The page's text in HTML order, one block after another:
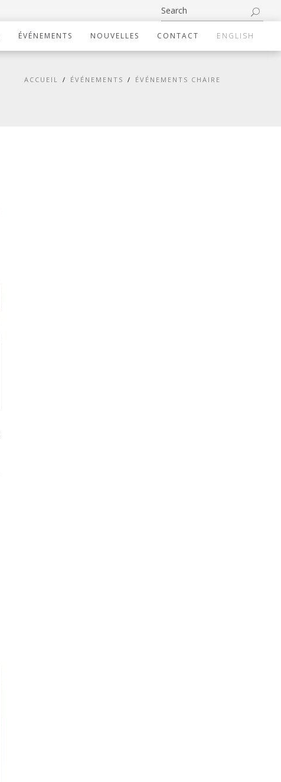
ÉVÉNEMENTS NOUVELLES CONTACT ENGLISH
ACCUEIL ÉVÉNEMENTS ÉVÉNEMENTS CHAIRE